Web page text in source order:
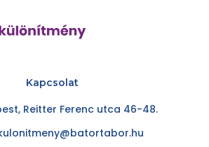
Kapcsolat
Reitter Ferenc utca 46-48.